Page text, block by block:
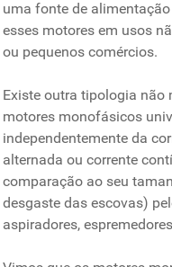
uma fonte de
esses motores em usos
ou pequenos comércios.
Existe outra tipologia não
motores monofásicos
independentemente da
alternada ou corrente
comparação ao seu
desgaste das escovas)
aspiradores,